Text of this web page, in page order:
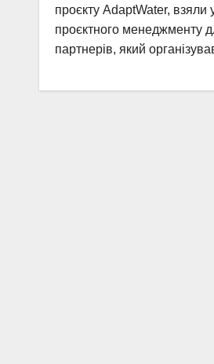
проєкту AdaptWater, взяли
проєктного менеджменту
партнерів, який